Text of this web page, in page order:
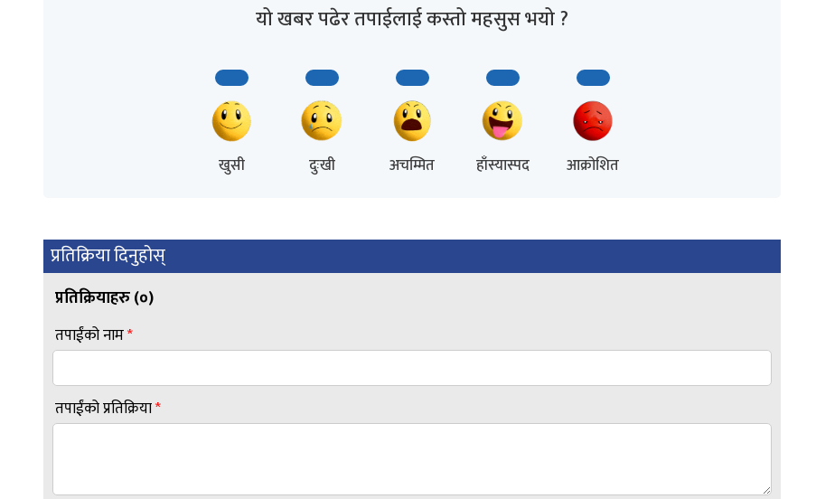
यो खबर पढेर तपाईलाई कस्तो महसुस भयो ?
खुसी दुःखी अचम्मित हाँस्यास्पद आक्रोशित
प्रतिक्रिया दिनुहोस्
प्रतिक्रियाहरु (०)
तपाईंको नाम*
तपाईंको प्रतिक्रिया*